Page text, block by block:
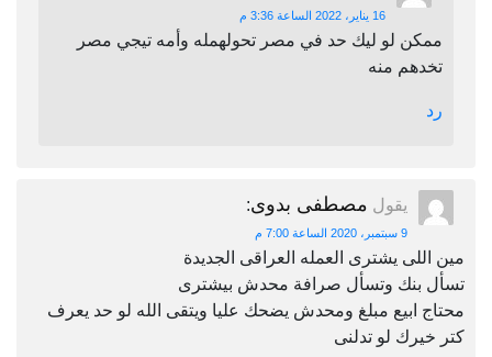
16 يناير، 2022 الساعة 3:36 م
ممكن لو ليك حد في مصر تحولهمله وأمه تيجي مصر
تخدهم منه
رد
يقول مصطفى بدوى:
9 سبتمبر، 2020 الساعة 7:00 م
مين اللى يشترى العمله العراقى الجديدة
تسأل بنك وتسأل صرافة محدش بيشترى
محتاج ابيع مبلغ ومحدش يضحك عليا ويتقى الله لو حد يعرف
كتر خيرك لو تدلنى